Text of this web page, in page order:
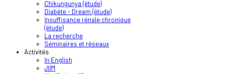
Chikungunya (étude)
Diabète - Dream (étude)
Insuffisance rénale chronique
(étude)
La recherche
Séminaires et réseaux
Activités
In English
JIIM